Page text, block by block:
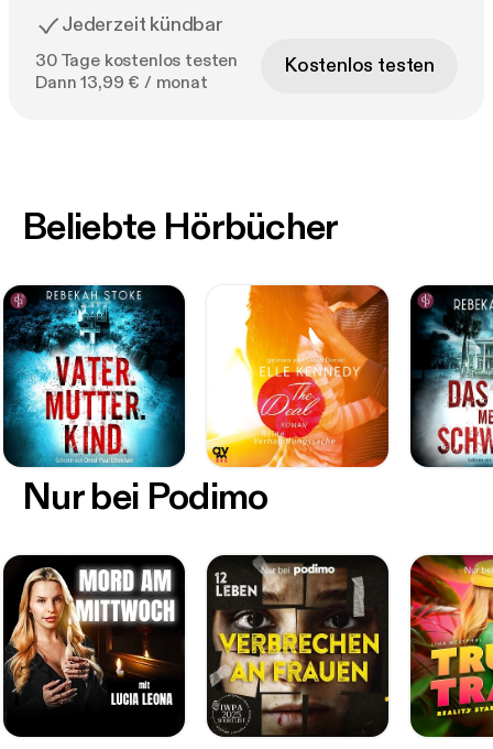
Jederzeit kündbar
30 Tage kostenlos testen
Dann 13,99 € / monat
Kostenlos testen
Nur bei Podimo
Beliebte Hörbücher